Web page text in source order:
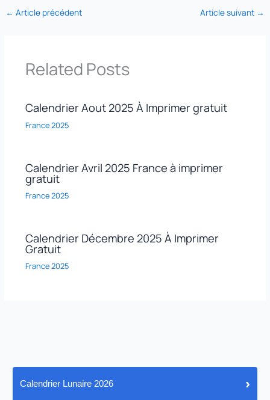
← Article précédent Article suivant →
Related Posts
Calendrier Aout 2025 À Imprimer gratuit
France 2025
Calendrier Avril 2025 France à imprimer
gratuit
France 2025
Calendrier Décembre 2025 À Imprimer
Gratuit
France 2025
Calendrier Lunaire 2026 ›